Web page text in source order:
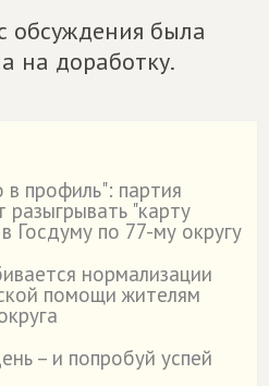
обсуждения была
на доработку.
в профиль": партия
"карту
Госдуму по 77-му округу
нормализации
помощи жителям
– и попробуй успей